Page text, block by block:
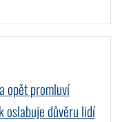
opět promluví
oslabuje důvěru lidí